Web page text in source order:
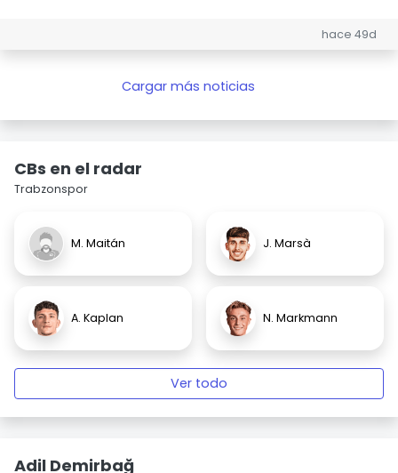
hace 49d
Cargar más noticias
CBs en el radar
Trabzonspor
M. Maitán J. Marsà
A. Kaplan N. Markmann
Ver todo
Adil Demirbağ